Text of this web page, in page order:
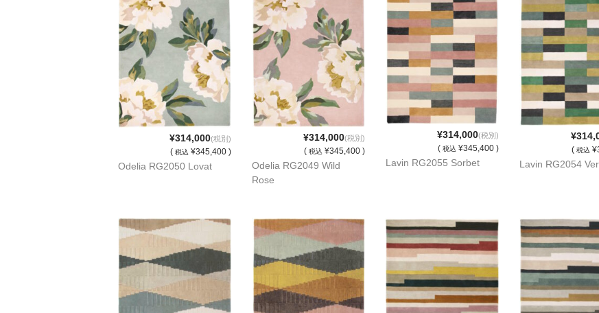
¥314,000(税別)
( 税込 ¥345,400 )
Odelia RG2050 Lovat
¥314,000(税別)
( 税込 ¥345,400 )
Odelia RG2049 Wild
Rose
¥314,000(税別)
( 税込 ¥345,400 )
Lavin RG2055 Sorbet
( 税込
Lavin RG2054